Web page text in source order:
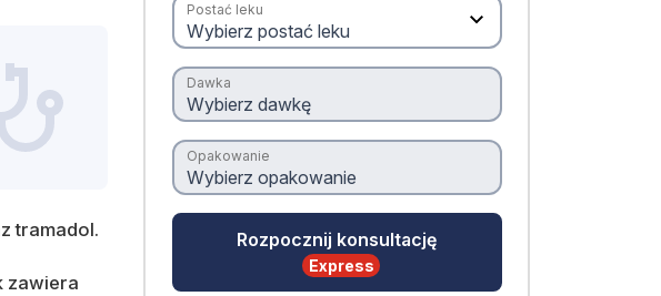
tramadol.
zawiera
Postać leku
Dawka
Opakowanie
Express